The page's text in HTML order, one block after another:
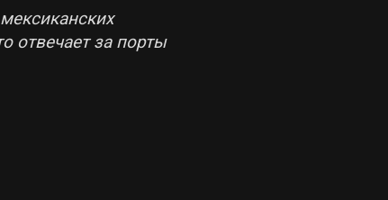
отвечает за порты